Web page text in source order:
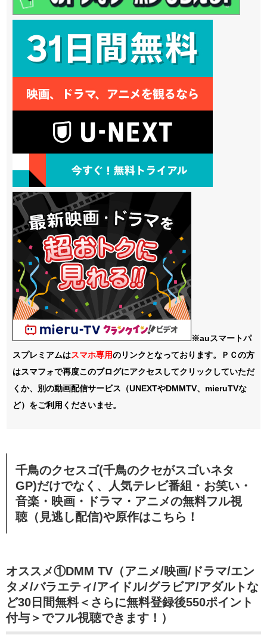
※auスマートパ
スプレミアムはスマホ専用のリンクとなっております。ＰＣの方
はスマフォで再度このブログにアクセスしてクリックしていただ
くか、別の動画配信サービス（UNEXTやDMMTV、mieruTVな
ど）をご利用くださいませ。
千鳥のクセスゴ(千鳥のクセがスゴいネタ
GP)だけでなく、人気テレビ番組・お笑い・
音楽・映画・ドラマ・アニメの無料フル視
聴（見逃し配信)や原作はこちら！
オススメ①DMM TV（アニメ/映画/ドラマ/エン
タメ/バラエティ/アイドル/グラビア/アダルトな
ど30日間無料＜さらに無料登録後550ポイント
付与＞でフル視聴できます！）